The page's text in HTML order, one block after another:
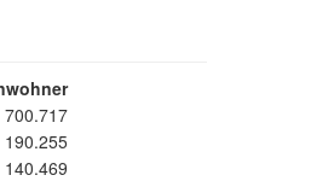
700.717
190.255
140.469